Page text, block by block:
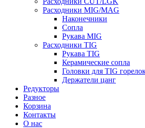
Расходники MIG/MAG
Наконечники
Сопла
Рукава MIG
Расходники TIG
Рукава TIG
Керамические сопла
Головки для TIG
Держатели цанг
Редукторы
Разное
Корзина
Контакты
О нас